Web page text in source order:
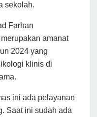
sekolah.
Farhan
amanat
2024 yang
klinis di
ini ada pelayanan
Saat ini sudah ada